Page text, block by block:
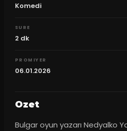
Komedi
SURE
2 dk
PROMIYER
06.01.2026
Ozet
Bulgar oyun yazarı Nedyalko